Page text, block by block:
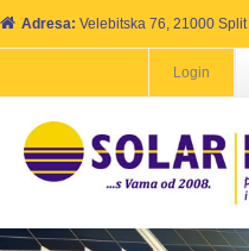
Adresa: Velebitska 76, 21000 Split
Login